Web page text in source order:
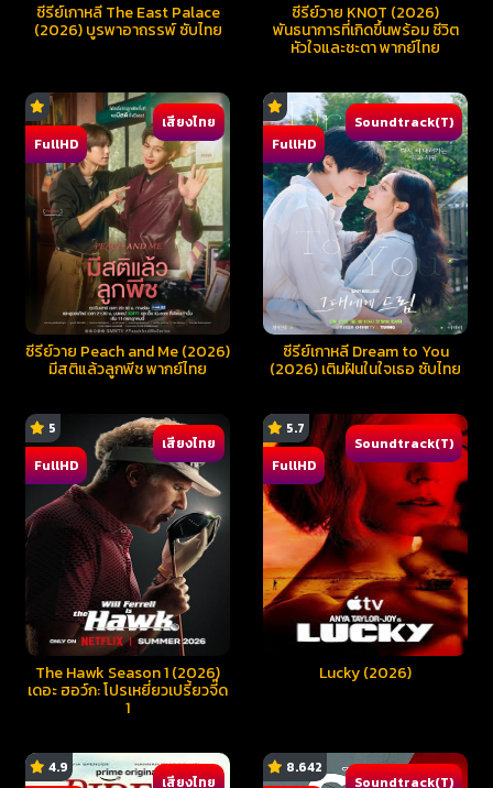
ซีรี่ย์เกาหลี The East Palace
(2026) บูรพาอาถรรพ์ ซับไทย
ซีรีย์วาย KNOT (2026)
พันธนาการที่เกิดขึ้นพร้อม ชีวิต
หัวใจและชะตา พากย์ไทย
FullHD
เสียงไทย
ซีรีย์วาย Peach and Me (2026)
มีสติแล้วลูกพีช พากย์ไทย
FullHD
Soundtrack(T)
ซีรี่ย์เกาหลี Dream to You
(2026) เติมฝันในใจเธอ ซับไทย
5
FullHD
เสียงไทย
The Hawk Season 1 (2026)
เดอะ ฮอว์ก: โปรเหยี่ยวเปรี้ยวจี๊ด
1
5.7
FullHD
Soundtrack(T)
Lucky (2026)
4.9
เสียงไทย
8.642
Soundtrack(T)